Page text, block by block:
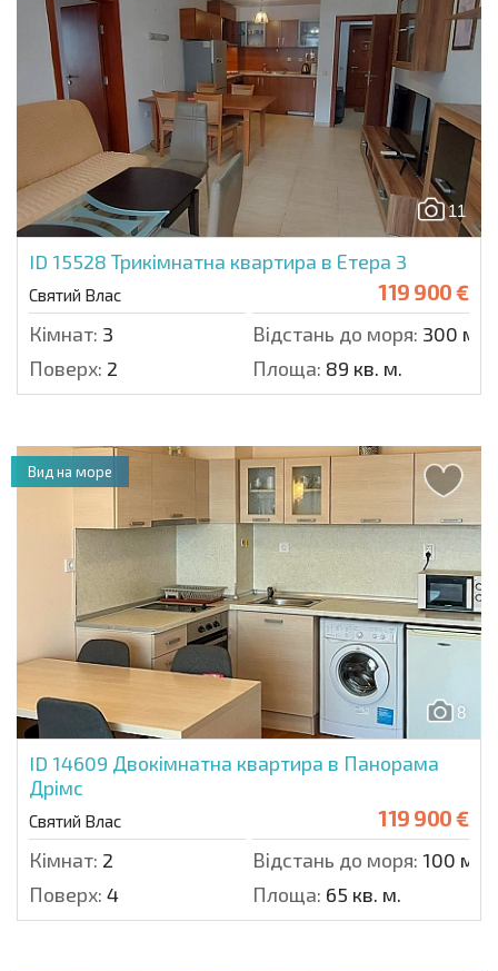
11
ID 15528 Трикімнатна квартира в Етера 3
Святий Влас 119 900 €
Кімнат: 3 Відстань до моря: 300 м.
Поверх: 2 Площа: 89 кв. м.
8
ID 14609 Двокімнатна квартира в Панорама
Дрімс
Святий Влас 119 900 €
Кімнат: 2 Відстань до моря: 100 м.
Поверх: 4 Площа: 65 кв. м.
Вид на море